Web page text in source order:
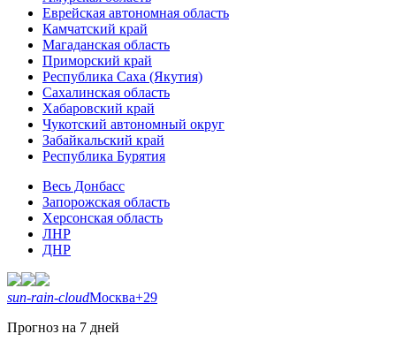
Еврейская автономная область
Камчатский край
Магаданская область
Приморский край
Республика Саха (Якутия)
Сахалинская область
Хабаровский край
Чукотский автономный округ
Забайкальский край
Республика Бурятия
Весь Донбасс
Запорожская область
Херсонская область
ЛНР
ДНР
sun-rain-cloudМосква+29
Прогноз на 7 дней